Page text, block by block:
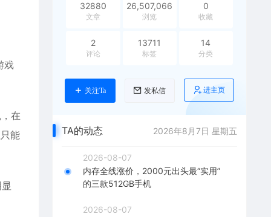
戏
在
能
32880
文章
26,507,066
浏览
0
收藏
2
评论
13711
标签
14
分类
关注Ta 发私信 进主页
TA的动态 2026年8月7日 星期五
2026-08-07
内存全线涨价，2000元出头最“实用”
的三款512GB手机
2026-08-07